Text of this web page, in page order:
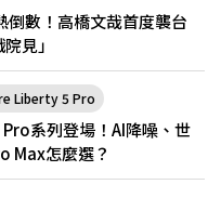
倒數！高橋文哉首度襲台
見」
Liberty 5 Pro
系列登場！AI降噪、世
Max怎麼選？